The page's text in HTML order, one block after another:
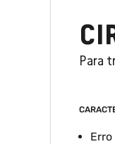
Para
Erro